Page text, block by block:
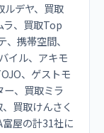
ルデヤ、買取
ラ、買取Top
携帯空間、
イル、アキモ
、ゲストモ
ー、買取ミラ
買取けんさく
屋の計31社に